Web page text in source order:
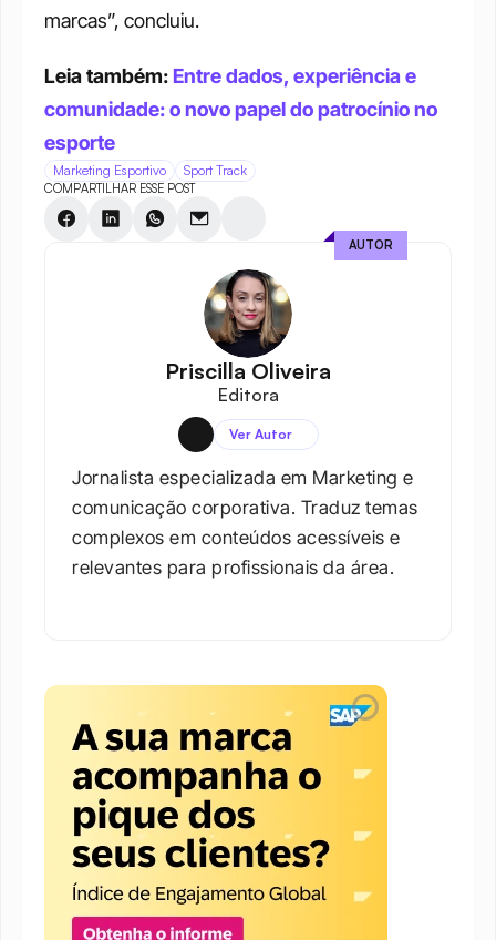
marcas”, concluiu.
Leia também: Entre dados, experiência e
comunidade: o novo papel do patrocínio no
esporte
Marketing Esportivo Sport Track
COMPARTILHAR ESSE POST
Priscilla Oliveira
Editora
Ver Autor
Jornalista especializada em Marketing e
comunicação corporativa. Traduz temas
complexos em conteúdos acessíveis e
relevantes para profissionais da área.​
AUTOR